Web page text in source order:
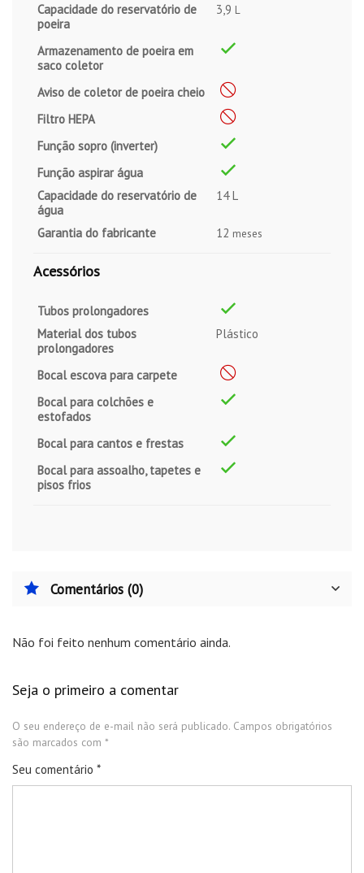
Capacidade do reservatório de
poeira
3,9 L
Armazenamento de poeira em
saco coletor
Aviso de coletor de poeira cheio
Filtro HEPA
Função sopro (inverter)
Função aspirar água
Capacidade do reservatório de
água
14 L
Garantia do fabricante 12 meses
Acessórios
Tubos prolongadores
Material dos tubos
prolongadores
Plástico
Bocal escova para carpete
Bocal para colchões e
estofados
Bocal para cantos e frestas
Bocal para assoalho, tapetes e
pisos frios
Comentários (0)
Não foi feito nenhum comentário ainda.
Seja o primeiro a comentar
O seu endereço de e-mail não será publicado. Campos obrigatórios
são marcados com *
Seu comentário *